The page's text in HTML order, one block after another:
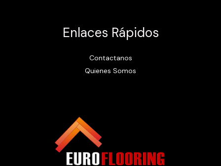
Enlaces Rápidos
Contactanos
Quienes Somos